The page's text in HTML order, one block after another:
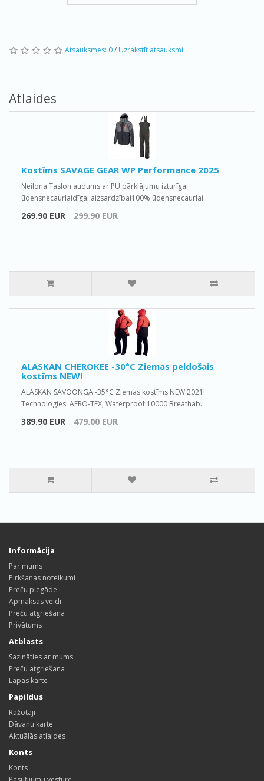
Atsauksmes: 0/ Uzrakstīt atsauksmi
Atlaides
Kostīms SAVAGE GEAR WP Performance 2025
Neilona Taslon audums ar PU pārklājumu izturīgai
ūdensnecaurlaidīgai aizsardzībai100% ūdensnecaurlai..
269.90 EUR 299.90 EUR
ALASKAN CHEROKEE -30°C Ziemas peldošais
kostīms NEW!
ALASKAN SAVOONGA -35°C Ziemas kostīms NEW 2021!
Technologies: AERO-TEX, Waterproof 10000 Breathab..
389.90 EUR 479.00 EUR
Informācija
Par mums
Pirkšanas noteikumi
Preču piegāde
Apmaksas veidi
Preču atgriešana
Privātums
Atblasts
Sazināties ar mums
Preču atgriešana
Lapas karte
Papildus
Ražotāji
Dāvanu karte
Aktuālās atlaides
Konts
Konts